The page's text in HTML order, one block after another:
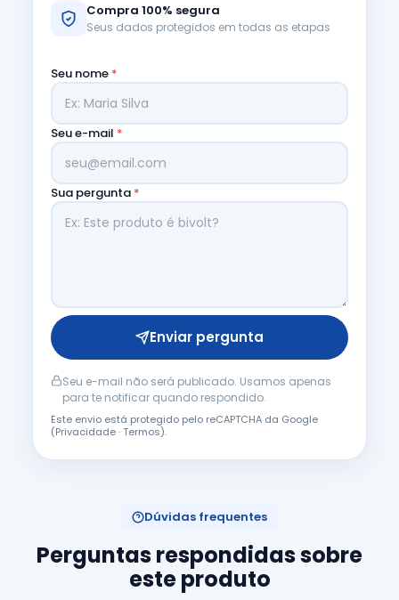
Compra 100% segura
Seus dados protegidos em todas as etapas
Seu nome *
Seu e-mail *
Sua pergunta *
Enviar pergunta
Seu e-mail não será publicado. Usamos apenas
para te notificar quando respondido.
Este envio está protegido pelo reCAPTCHA da Google
(Privacidade·Termos).
Dúvidas frequentes
Perguntas respondidas sobre
este produto